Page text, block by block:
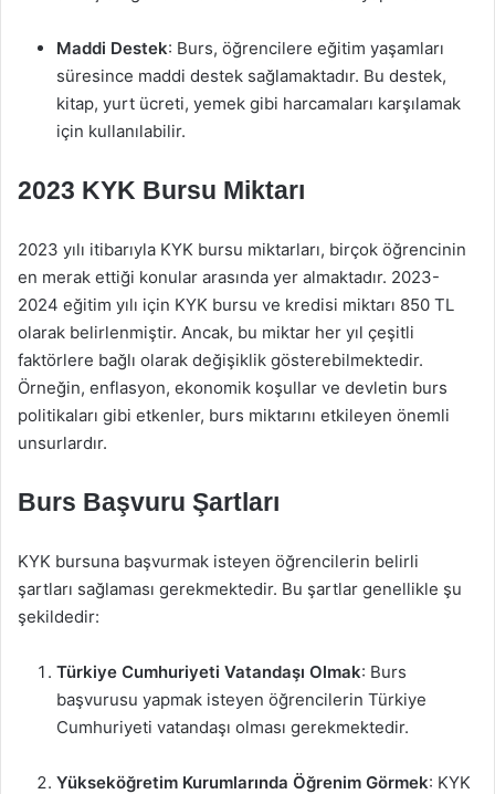
Maddi Destek: Burs, öğrencilere eğitim yaşamları
süresince maddi destek sağlamaktadır. Bu destek,
kitap, yurt ücreti, yemek gibi harcamaları karşılamak
için kullanılabilir.
2023 KYK Bursu Miktarı
2023 yılı itibarıyla KYK bursu miktarları, birçok öğrencinin
en merak ettiği konular arasında yer almaktadır. 2023-
2024 eğitim yılı için KYK bursu ve kredisi miktarı 850 TL
olarak belirlenmiştir. Ancak, bu miktar her yıl çeşitli
faktörlere bağlı olarak değişiklik gösterebilmektedir.
Örneğin, enflasyon, ekonomik koşullar ve devletin burs
politikaları gibi etkenler, burs miktarını etkileyen önemli
unsurlardır.
Burs Başvuru Şartları
KYK bursuna başvurmak isteyen öğrencilerin belirli
şartları sağlaması gerekmektedir. Bu şartlar genellikle şu
şekildedir:
Türkiye Cumhuriyeti Vatandaşı Olmak: Burs
başvurusu yapmak isteyen öğrencilerin Türkiye
Cumhuriyeti vatandaşı olması gerekmektedir.
Yükseköğretim Kurumlarında Öğrenim Görmek: KYK